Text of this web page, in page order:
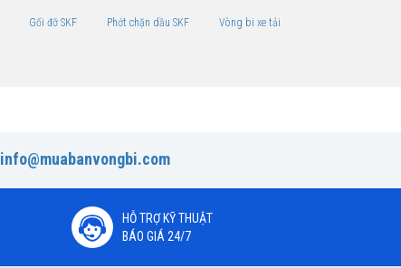
Gối đỡ SKF Phớt chặn dầu SKF Vòng bi xe tải
info@muabanvongbi.com
HỖ TRỢ KỸ THUẬT
BÁO GIÁ 24/7